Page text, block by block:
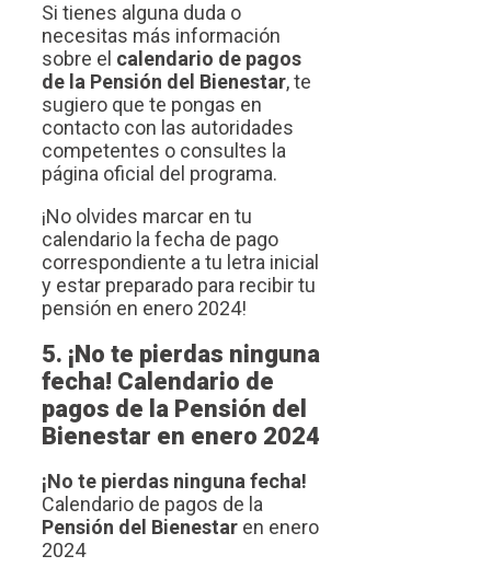
Si tienes alguna duda o
necesitas más información
sobre el calendario de pagos
de la Pensión del Bienestar, te
sugiero que te pongas en
contacto con las autoridades
competentes o consultes la
página oficial del programa.
¡No olvides marcar en tu
calendario la fecha de pago
correspondiente a tu letra inicial
y estar preparado para recibir tu
pensión en enero 2024!
5. ¡No te pierdas ninguna
fecha! Calendario de
pagos de la Pensión del
Bienestar en enero 2024
¡No te pierdas ninguna fecha!
Calendario de pagos de la
Pensión del Bienestar en enero
2024